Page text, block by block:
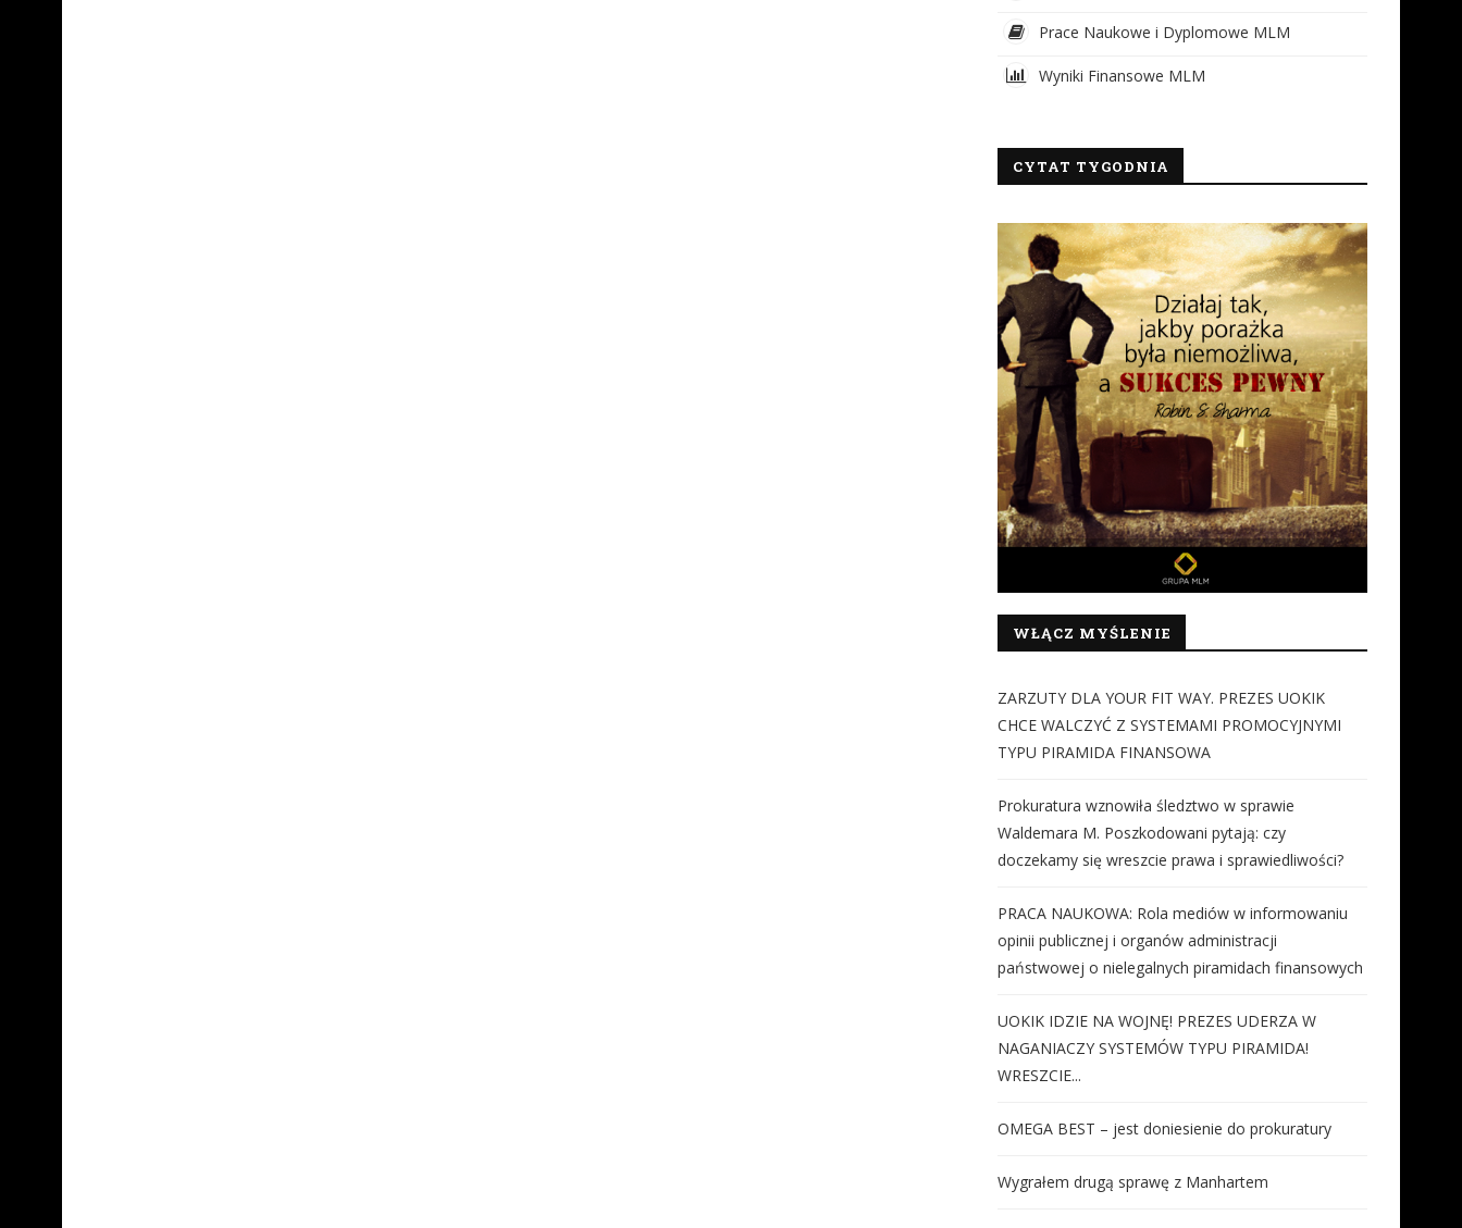
Prace Naukowe i Dyplomowe MLM
Wyniki Finansowe MLM
CYTAT TYGODNIA
WŁĄCZ MYŚLENIE
ZARZUTY DLA YOUR FIT WAY. PREZES UOKIK
CHCE WALCZYĆ Z SYSTEMAMI PROMOCYJNYMI
TYPU PIRAMIDA FINANSOWA
Prokuratura wznowiła śledztwo w sprawie
Waldemara M. Poszkodowani pytają: czy
doczekamy się wreszcie prawa i sprawiedliwości?
PRACA NAUKOWA: Rola mediów w informowaniu
opinii publicznej i organów administracji
państwowej o nielegalnych piramidach finansowych
UOKIK IDZIE NA WOJNĘ! PREZES UDERZA W
NAGANIACZY SYSTEMÓW TYPU PIRAMIDA!
WRESZCIE...
OMEGA BEST – jest doniesienie do prokuratury
Wygrałem drugą sprawę z Manhartem